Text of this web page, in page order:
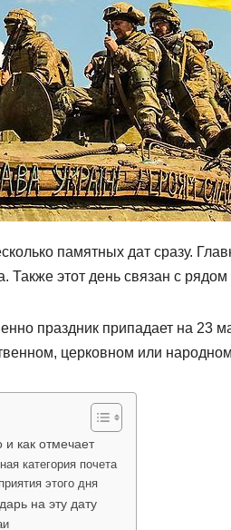
памятных дат сразу.
Также этот день связан с
праздник припадает на 23
церковном или
и как отмечает
категория почета
этого дня
на эту дату